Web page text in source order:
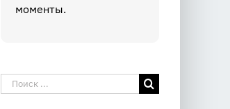
моменты.
Результат
поиска: